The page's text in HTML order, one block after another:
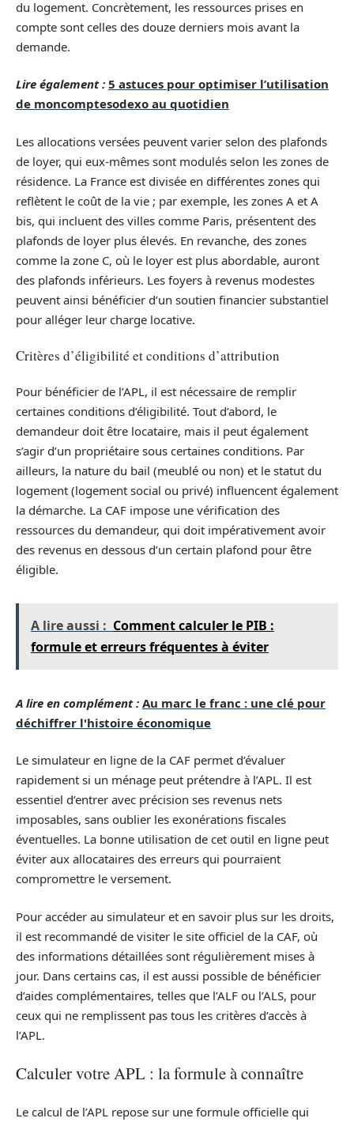
du logement. Concrètement, les ressources prises en
compte sont celles des douze derniers mois avant la
demande.
Lire également : 5 astuces pour optimiser l’utilisation
de moncomptesodexo au quotidien
Les allocations versées peuvent varier selon des plafonds
de loyer, qui eux-mêmes sont modulés selon les zones de
résidence. La France est divisée en différentes zones qui
reflètent le coût de la vie ; par exemple, les zones A et A
bis, qui incluent des villes comme Paris, présentent des
plafonds de loyer plus élevés. En revanche, des zones
comme la zone C, où le loyer est plus abordable, auront
des plafonds inférieurs. Les foyers à revenus modestes
peuvent ainsi bénéficier d’un soutien financier substantiel
pour alléger leur charge locative.
Critères d’éligibilité et conditions d’attribution
Pour bénéficier de l’APL, il est nécessaire de remplir
certaines conditions d’éligibilité. Tout d’abord, le
demandeur doit être locataire, mais il peut également
s’agir d’un propriétaire sous certaines conditions. Par
ailleurs, la nature du bail (meublé ou non) et le statut du
logement (logement social ou privé) influencent également
la démarche. La CAF impose une vérification des
ressources du demandeur, qui doit impérativement avoir
des revenus en dessous d’un certain plafond pour être
éligible.
A lire aussi : Comment calculer le PIB :
formule et erreurs fréquentes à éviter
A lire en complément : Au marc le franc : une clé pour
déchiffrer l'histoire économique
Le simulateur en ligne de la CAF permet d’évaluer
rapidement si un ménage peut prétendre à l’APL. Il est
essentiel d’entrer avec précision ses revenus nets
imposables, sans oublier les exonérations fiscales
éventuelles. La bonne utilisation de cet outil en ligne peut
éviter aux allocataires des erreurs qui pourraient
compromettre le versement.
Pour accéder au simulateur et en savoir plus sur les droits,
il est recommandé de visiter le site officiel de la CAF, où
des informations détaillées sont régulièrement mises à
jour. Dans certains cas, il est aussi possible de bénéficier
d’aides complémentaires, telles que l’ALF ou l’ALS, pour
ceux qui ne remplissent pas tous les critères d’accès à
l’APL.
Calculer votre APL : la formule à connaître
Le calcul de l’APL repose sur une formule officielle qui